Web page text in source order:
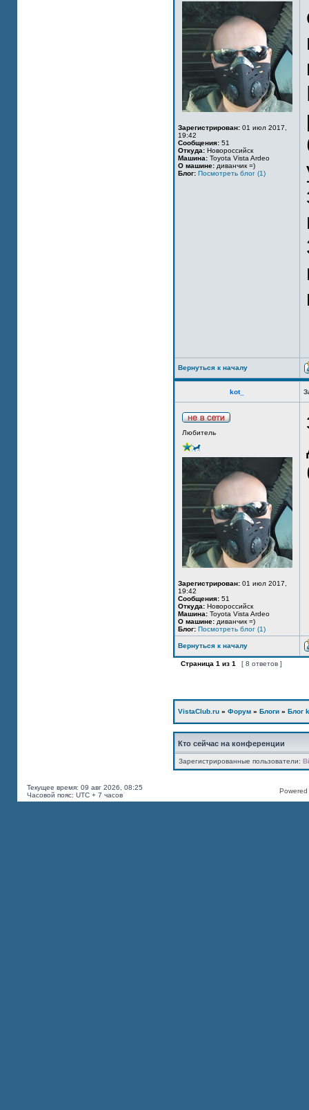
Зарегистрирован: 01 июл 2017,
19:42
Сообщения: 51
Откуда: Новороссийск
Машина: Toyota Vista Ardeo
О машине: диванчик =)
Блог: Посмотреть блог (1)
Вернуться к началу
kot_
Любитель
Зарегистрирован: 01 июл 2017,
19:42
Сообщения: 51
Откуда: Новороссийск
Машина: Toyota Vista Ardeo
О машине: диванчик =)
Блог: Посмотреть блог (1)
Вернуться к началу
Страница 1 из 1 [ 8 ответов ]
VistaClub.ru » Форум » Блоги » Блог
Кто сейчас на конференции
Зарегистрированные пользователи:
Текущее время: 09 авг 2026, 08:25
Часовой пояс: UTC + 7 часов